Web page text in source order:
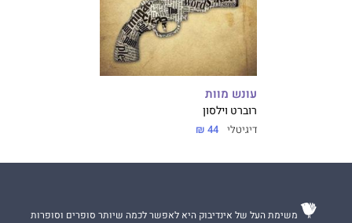
עונש מוות
רוברט וילסון
דיגיטלי 44 ₪
משימת העל של אינדיבוק היא לאפשר לכמה שיותר סופרים וסופרות